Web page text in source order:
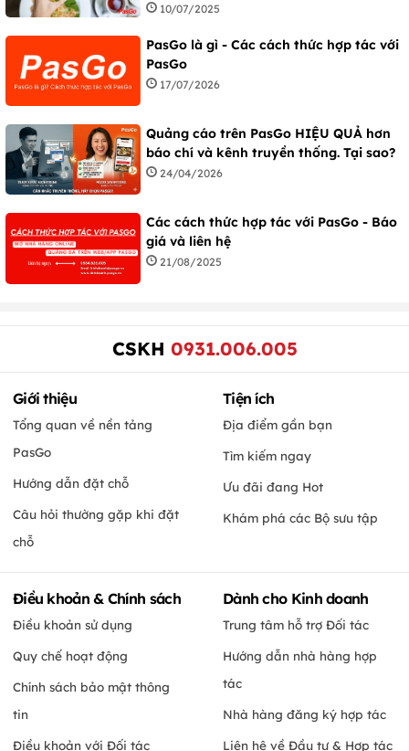
10/07/2025
PasGo là gì - Các cách thức hợp tác với
PasGo
17/07/2026
Quảng cáo trên PasGo HIỆU QUẢ hơn
báo chí và kênh truyền thống. Tại sao?
24/04/2026
Các cách thức hợp tác với PasGo - Báo
giá và liên hệ
21/08/2025
CSKH 0931.006.005
Giới thiệu
Tổng quan về nền tảng
PasGo
Hướng dẫn đặt chỗ
Câu hỏi thường gặp khi đặt
chỗ
Tiện ích
Địa điểm gần bạn
Tìm kiếm ngay
Ưu đãi đang Hot
Khám phá các Bộ sưu tập
Điều khoản & Chính sách
Điều khoản sử dụng
Quy chế hoạt động
Chính sách bảo mật thông
tin
Điều khoản với Đối tác
Dành cho Kinh doanh
Trung tâm hỗ trợ Đối tác
Hướng dẫn nhà hàng hợp
tác
Nhà hàng đăng ký hợp tác
Liên hệ về Đầu tư & Hợp tác